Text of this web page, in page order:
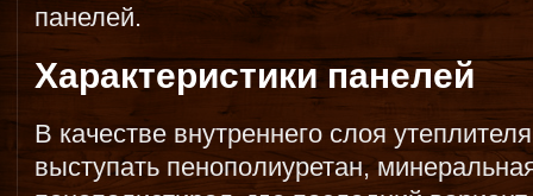
панелей.
Характеристики панелей
В качестве внутреннего слоя
выступать пенополиуретан,